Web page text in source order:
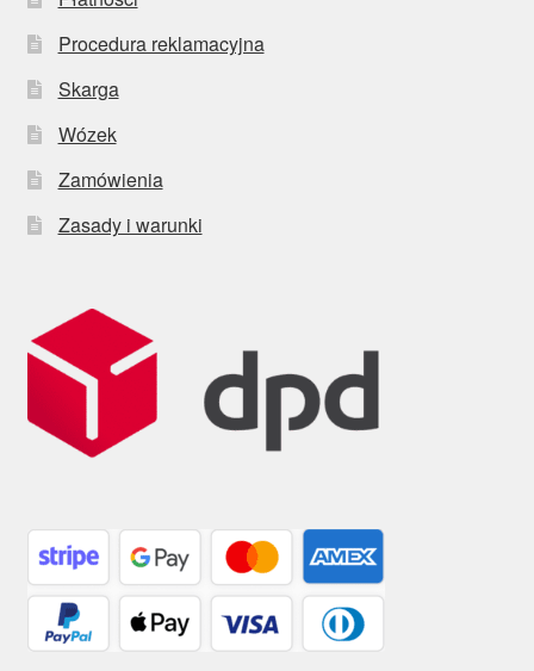
Procedura reklamacyjna
Skarga
Wózek
Zamówienia
Zasady i warunki